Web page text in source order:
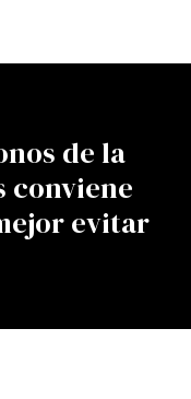
de la
conviene
evitar